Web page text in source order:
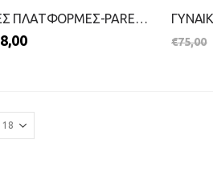
ΓΥΝΑΙΚΕΙΕΣ ΠΛΑΤΦΟΡΜΕΣ-PAREX-2199-0533-ΚΑΜΕΛ
€75,00